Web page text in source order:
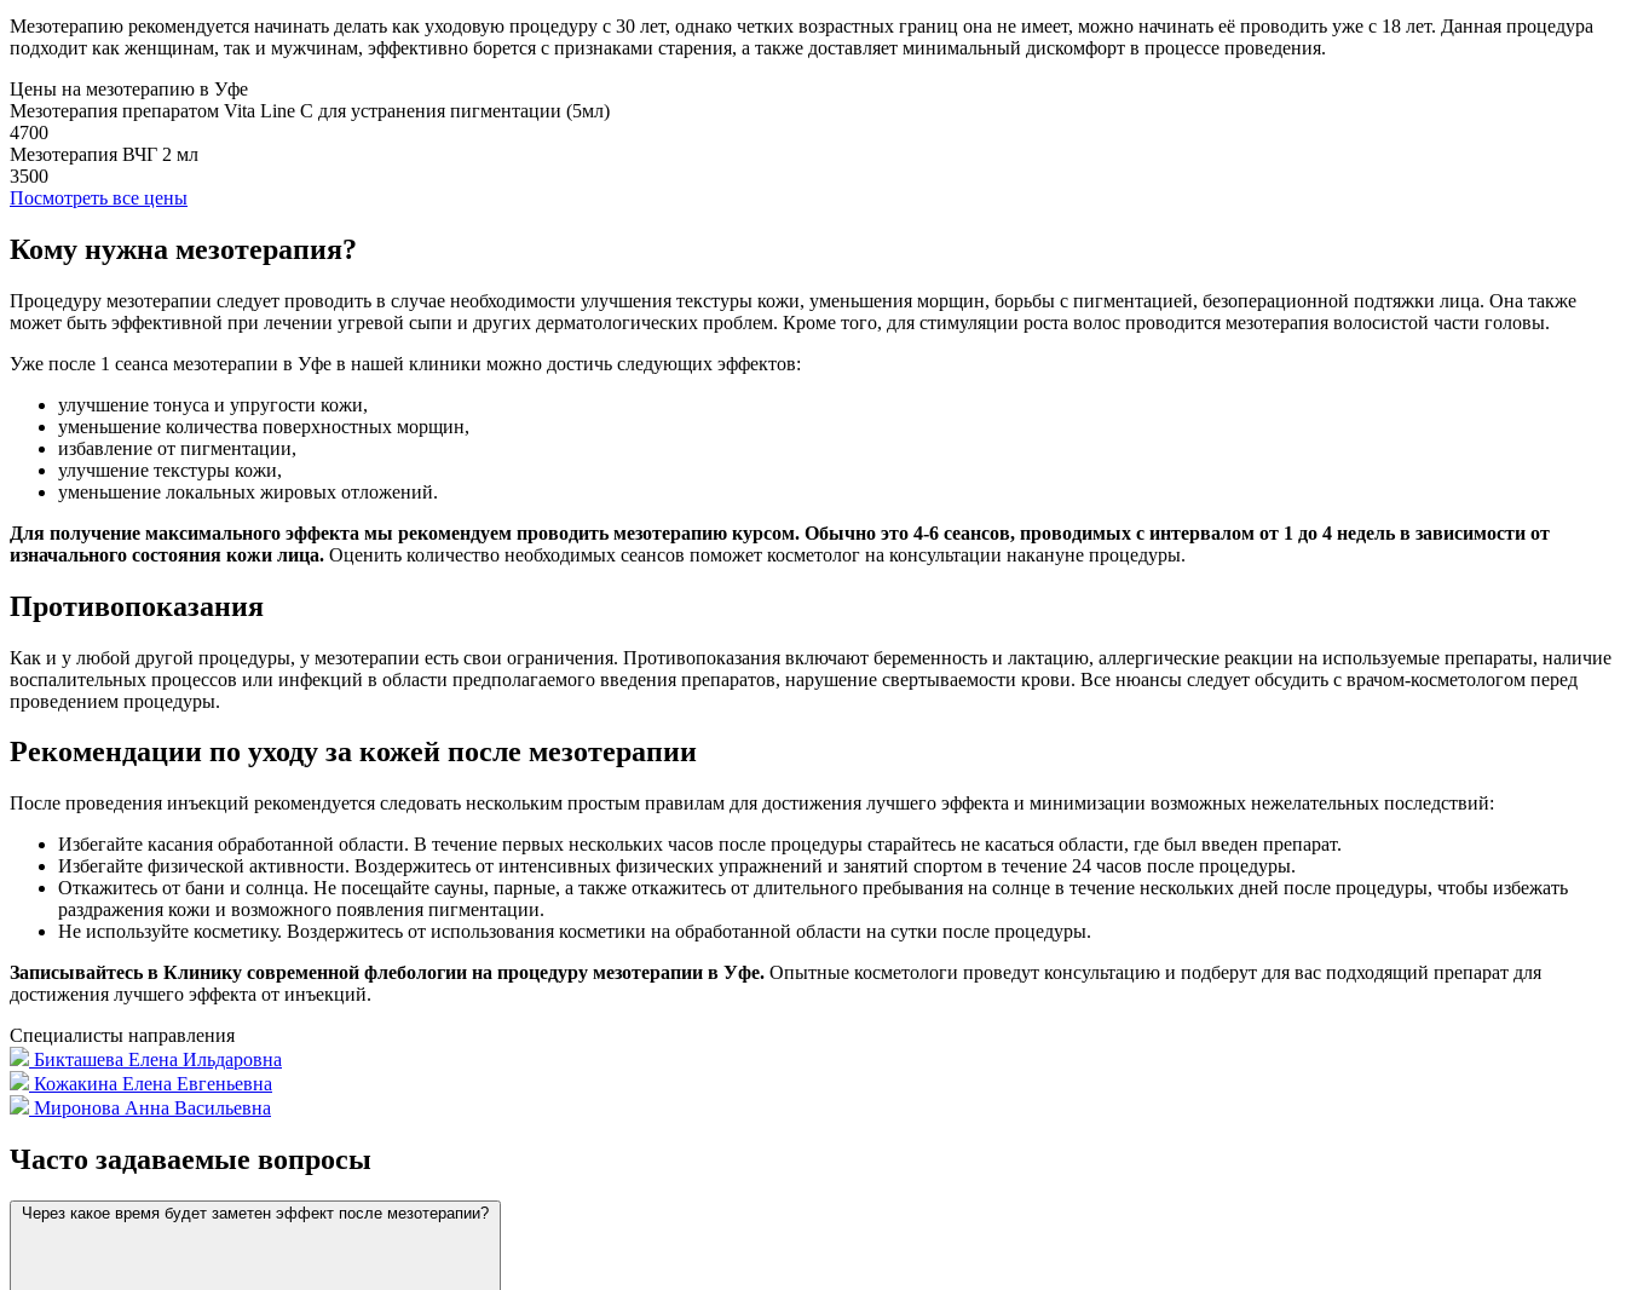
Мезотерапию рекомендуется начинать делать как уходовую процедуру с 30 лет, однако четких возрастных границ она не имеет, можно начинать её проводить уже с 18 лет. Данная процедура
подходит как женщинам, так и мужчинам, эффективно борется с признаками старения, а также доставляет минимальный дискомфорт в процессе проведения.
Цены на мезотерапию в Уфе
Мезотерапия препаратом Vita Line C для устранения пигментации (5мл)
4700
Мезотерапия ВЧГ 2 мл
3500
Посмотреть все цены
Кому нужна мезотерапия?
Процедуру мезотерапии следует проводить в случае необходимости улучшения текстуры кожи, уменьшения морщин, борьбы с пигментацией, безоперационной подтяжки лица. Она также
может быть эффективной при лечении угревой сыпи и других дерматологических проблем. Кроме того, для стимуляции роста волос проводится мезотерапия волосистой части головы.
Уже после 1 сеанса мезотерапии в Уфе в нашей клиники можно достичь следующих эффектов:
улучшение тонуса и упругости кожи,
уменьшение количества поверхностных морщин,
избавление от пигментации,
улучшение текстуры кожи,
уменьшение локальных жировых отложений.
Для получение максимального эффекта мы рекомендуем проводить мезотерапию курсом. Обычно это 4-6 сеансов, проводимых с интервалом от 1 до 4 недель в зависимости от
изначального состояния кожи лица. Оценить количество необходимых сеансов поможет косметолог на консультации накануне процедуры.
Противопоказания
Как и у любой другой процедуры, у мезотерапии есть свои ограничения. Противопоказания включают беременность и лактацию, аллергические реакции на используемые препараты, наличие
воспалительных процессов или инфекций в области предполагаемого введения препаратов, нарушение свертываемости крови. Все нюансы следует обсудить с врачом-косметологом перед
проведением процедуры.
Рекомендации по уходу за кожей после мезотерапии
После проведения инъекций рекомендуется следовать нескольким простым правилам для достижения лучшего эффекта и минимизации возможных нежелательных последствий:
Избегайте касания обработанной области. В течение первых нескольких часов после процедуры старайтесь не касаться области, где был введен препарат.
Избегайте физической активности. Воздержитесь от интенсивных физических упражнений и занятий спортом в течение 24 часов после процедуры.
Откажитесь от бани и солнца. Не посещайте сауны, парные, а также откажитесь от длительного пребывания на солнце в течение нескольких дней после процедуры, чтобы избежать
раздражения кожи и возможного появления пигментации.
Не используйте косметику. Воздержитесь от использования косметики на обработанной области на сутки после процедуры.
Записывайтесь в Клинику современной флебологии на процедуру мезотерапии в Уфе. Опытные косметологи проведут консультацию и подберут для вас подходящий препарат для
достижения лучшего эффекта от инъекций.
Специалисты направления
Бикташева Елена Ильдаровна
Кожакина Елена Евгеньевна
Миронова Анна Васильевна
Часто задаваемые вопросы
Через какое время будет заметен эффект после мезотерапии?